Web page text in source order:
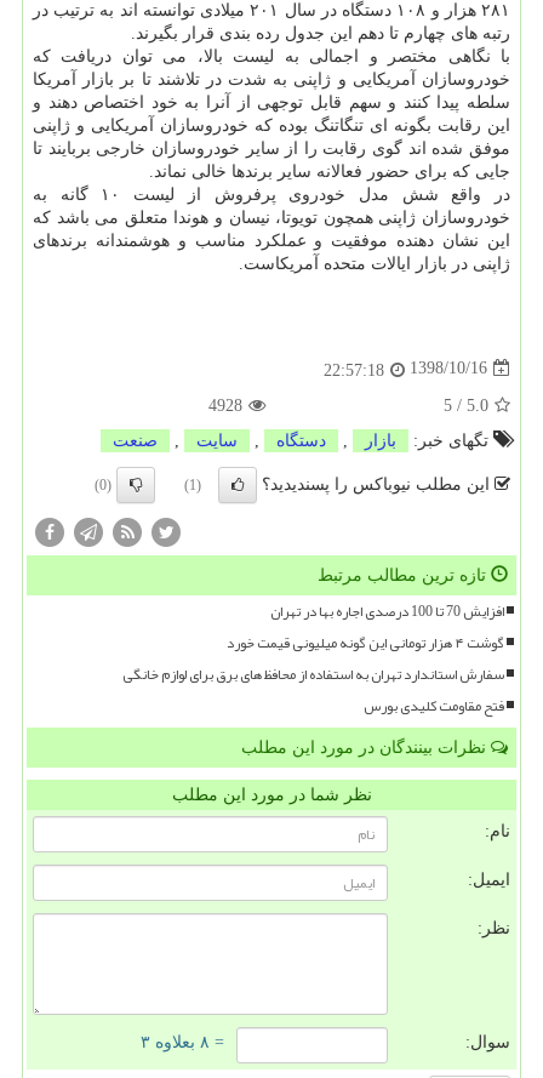
۲۸۱ هزار و ۱۰۸ دستگاه در سال ۲۰۱ میلادی توانسته اند به ترتیب در
رتبه های چهارم تا دهم این جدول رده بندی قرار بگیرند.
با نگاهی مختصر و اجمالی به لیست بالا، می توان دریافت كه
خودروسازان آمریكایی و ژاپنی به شدت در تلاشند تا بر بازار آمریكا
سلطه پیدا كنند و سهم قابل توجهی از آنرا به خود اختصاص دهند و
این رقابت بگونه ای تنگاتنگ بوده كه خودروسازان آمریكایی و ژاپنی
موفق شده اند گوی رقابت را از سایر خودروسازان خارجی بربایند تا
جایی كه برای حضور فعالانه سایر برندها خالی نماند.
در واقع شش مدل خودروی پرفروش از لیست ۱۰ گانه به
خودروسازان ژاپنی همچون تویوتا، نیسان و هوندا متعلق می باشد كه
این نشان دهنده موفقیت و عملكرد مناسب و هوشمندانه برندهای
ژاپنی در بازار ایالات متحده آمریكاست.
1398/10/16
22:57:18
5.0
/
5
4928
تگهای خبر:
بازار دستگاه سایت صنعت
این مطلب نیوباکس را پسندیدید؟ (1)
(0)
تازه ترین مطالب مرتبط
افزایش 70 تا 100 درصدی اجاره بها در تهران
گوشت ۴ هزار تومانی این گونه میلیونی قیمت خورد
سفارش استاندارد تهران به استفاده از محافظ های برق برای لوازم خانگی
فتح مقاومت کلیدی بورس
نظرات بینندگان در مورد این مطلب
نظر شما در مورد این مطلب
نام:
ایمیل:
نظر:
سوال: = ۸ بعلاوه ۳